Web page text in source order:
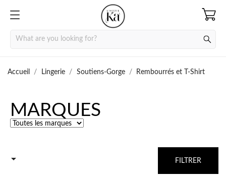
Accueil Lingerie Soutiens-Gorge Rembourrés et T-Shirt
MARQUES
 FILTRER